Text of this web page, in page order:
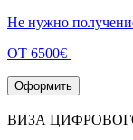
Не нужно
ОТ 6500€
Оформить
ВИЗА